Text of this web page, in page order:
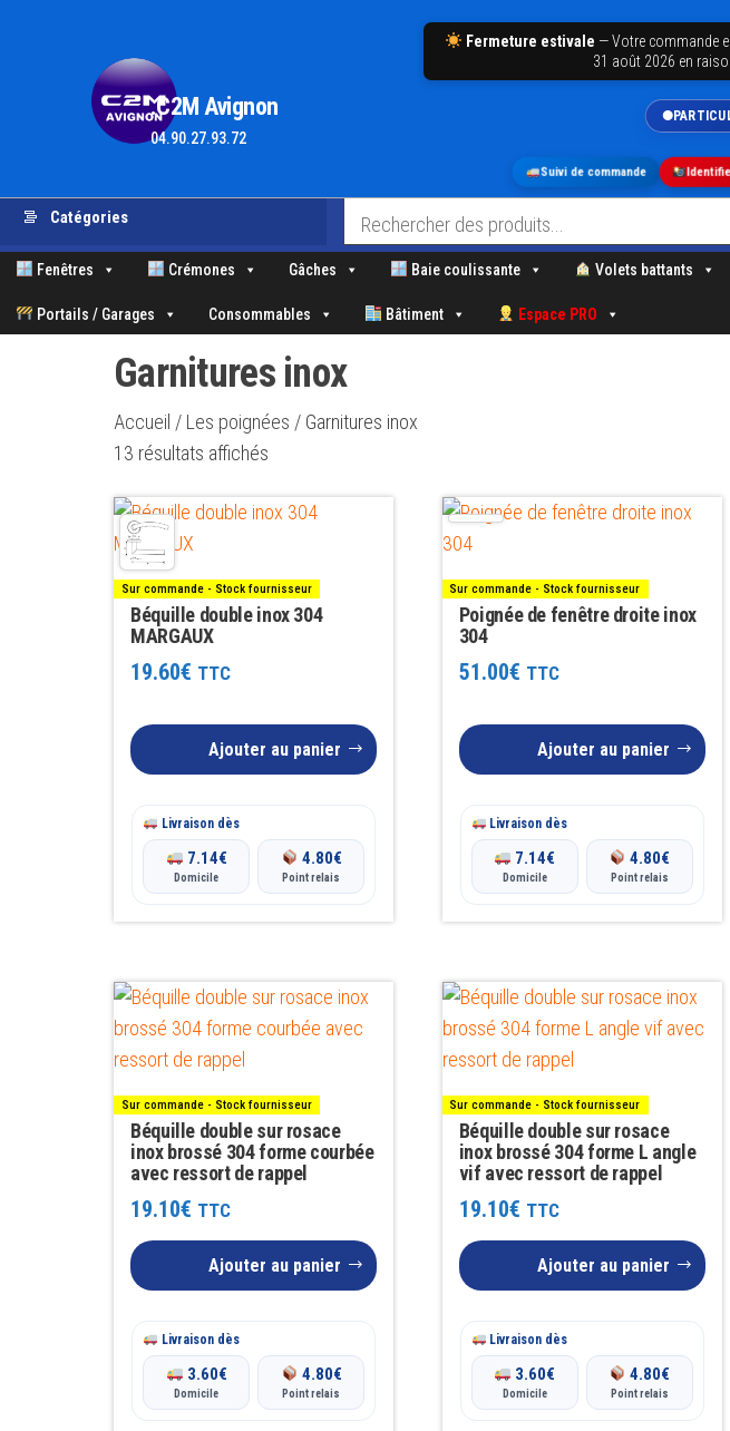
Aller
contenu
.C2M Avignon
04.90.27.93.72
Suivi de commande
Fermeture estivale —Votre commande
31 août 2026 en
Fenêtres Crémones Gâches Baie coulissante Volets battants
Portails / Garages Consommables Bâtiment Espace PRO
Catégories
Garnitures inox
Accueil / Les poignées / Garnitures inox
13 résultats affichés
popularité
Sur commande - Stock fournisseur
Béquille double inox 304
MARGAUX
19.60€ TTC
Ajouter au panier
Livraison dès
7.14€
Domicile
4.80€
Point relais
Sur commande - Stock fournisseur
Poignée de fenêtre droite inox
304
51.00€ TTC
Ajouter au panier
Livraison dès
7.14€
Domicile
4.80€
Point relais
Sur commande - Stock fournisseur
Béquille double sur rosace
inox brossé 304 forme courbée
avec ressort de rappel
19.10€ TTC
Ajouter au panier
Livraison dès
3.60€
Domicile
4.80€
Point relais
Sur commande - Stock fournisseur
Béquille double sur rosace
inox brossé 304 forme L angle
vif avec ressort de rappel
19.10€ TTC
Ajouter au panier
Livraison dès
3.60€
Domicile
4.80€
Point relais